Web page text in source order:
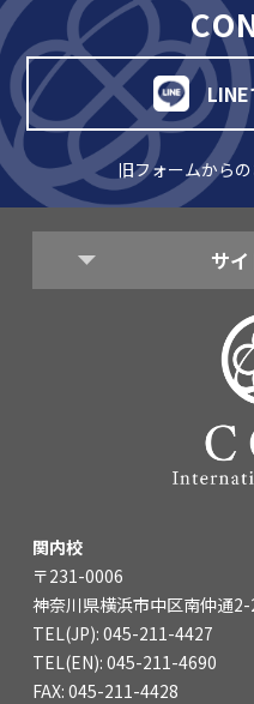
旧フォームから
サ
関内校
〒231-0006
神奈川県横浜市中区南仲通
TEL(JP): 045-211-4427
TEL(EN): 045-211-4690
FAX: 045-211-4428